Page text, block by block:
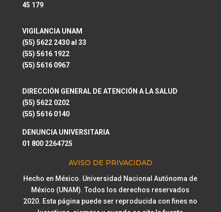
45 179
VIGILANCIA UNAM
(55) 5622 2430 al 33
(55) 5616 1922
(55) 5616 0967
DIRECCIÓN GENERAL DE ATENCIÓN A LA SALUD
(55) 5622 0202
(55) 5616 0140
DENUNCIA UNIVERSITARIA
01 800 2264725
AVISO DE PRIVACIDAD
Hecho en México. Universidad Nacional Autónoma de
México (UNAM). Todos los derechos reservados
2020. Esta página puede ser reproducida con fines no